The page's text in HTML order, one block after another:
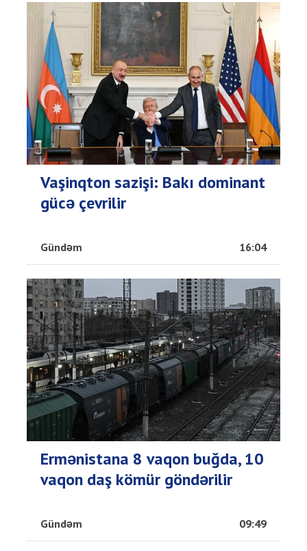
Vaşinqton sazişi: Bakı dominant
gücə çevrilir
Gündəm 16:04
Ermənistana 8 vaqon buğda, 10
vaqon daş kömür göndərilir
Gündəm 09:49